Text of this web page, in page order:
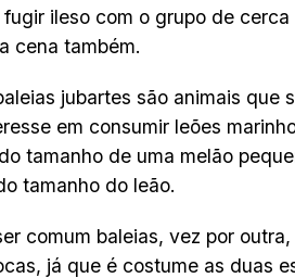
ileso com o grupo de
cena também.
jubartes são animais que
em consumir leões
tamanho de uma melão
tamanho do leão.
comum baleias, vez por
já que é costume as duas